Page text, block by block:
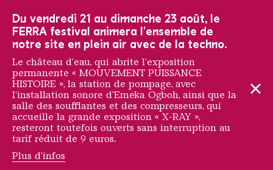
Du vendredi 21 au dimanche 23 août, le
FERRA festival animera l'ensemble de
notre site en plein air avec de la techno.
Le château d'eau, qui abrite l'exposition
permanente « MOUVEMENT PUISSANCE
HISTOIRE », la station de pompage, avec
l'installation sonore d'Emeka Ogboh, ainsi que la
salle des soufflantes et des compresseurs, qui
accueille la grande exposition « X-RAY »,
resteront toutefois ouverts sans interruption au
tarif réduit de 9 euros.
Plus d'infos